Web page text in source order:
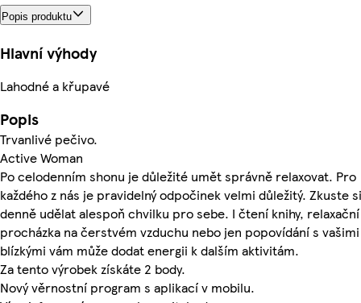
Popis produktu
Hlavní výhody
Lahodné a křupavé
Popis
Trvanlivé pečivo.
Active Woman
Po celodenním shonu je důležité umět správně relaxovat. Pro
každého z nás je pravidelný odpočinek velmi důležitý. Zkuste si
denně udělat alespoň chvilku pro sebe. I čtení knihy, relaxační
procházka na čerstvém vzduchu nebo jen popovídání s vašimi
blízkými vám může dodat energii k dalším aktivitám.
Za tento výrobek získáte 2 body.
Nový věrnostní program s aplikací v mobilu.